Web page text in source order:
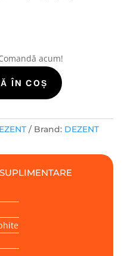
acum!
ÎN COȘ
Brand: DEZENT